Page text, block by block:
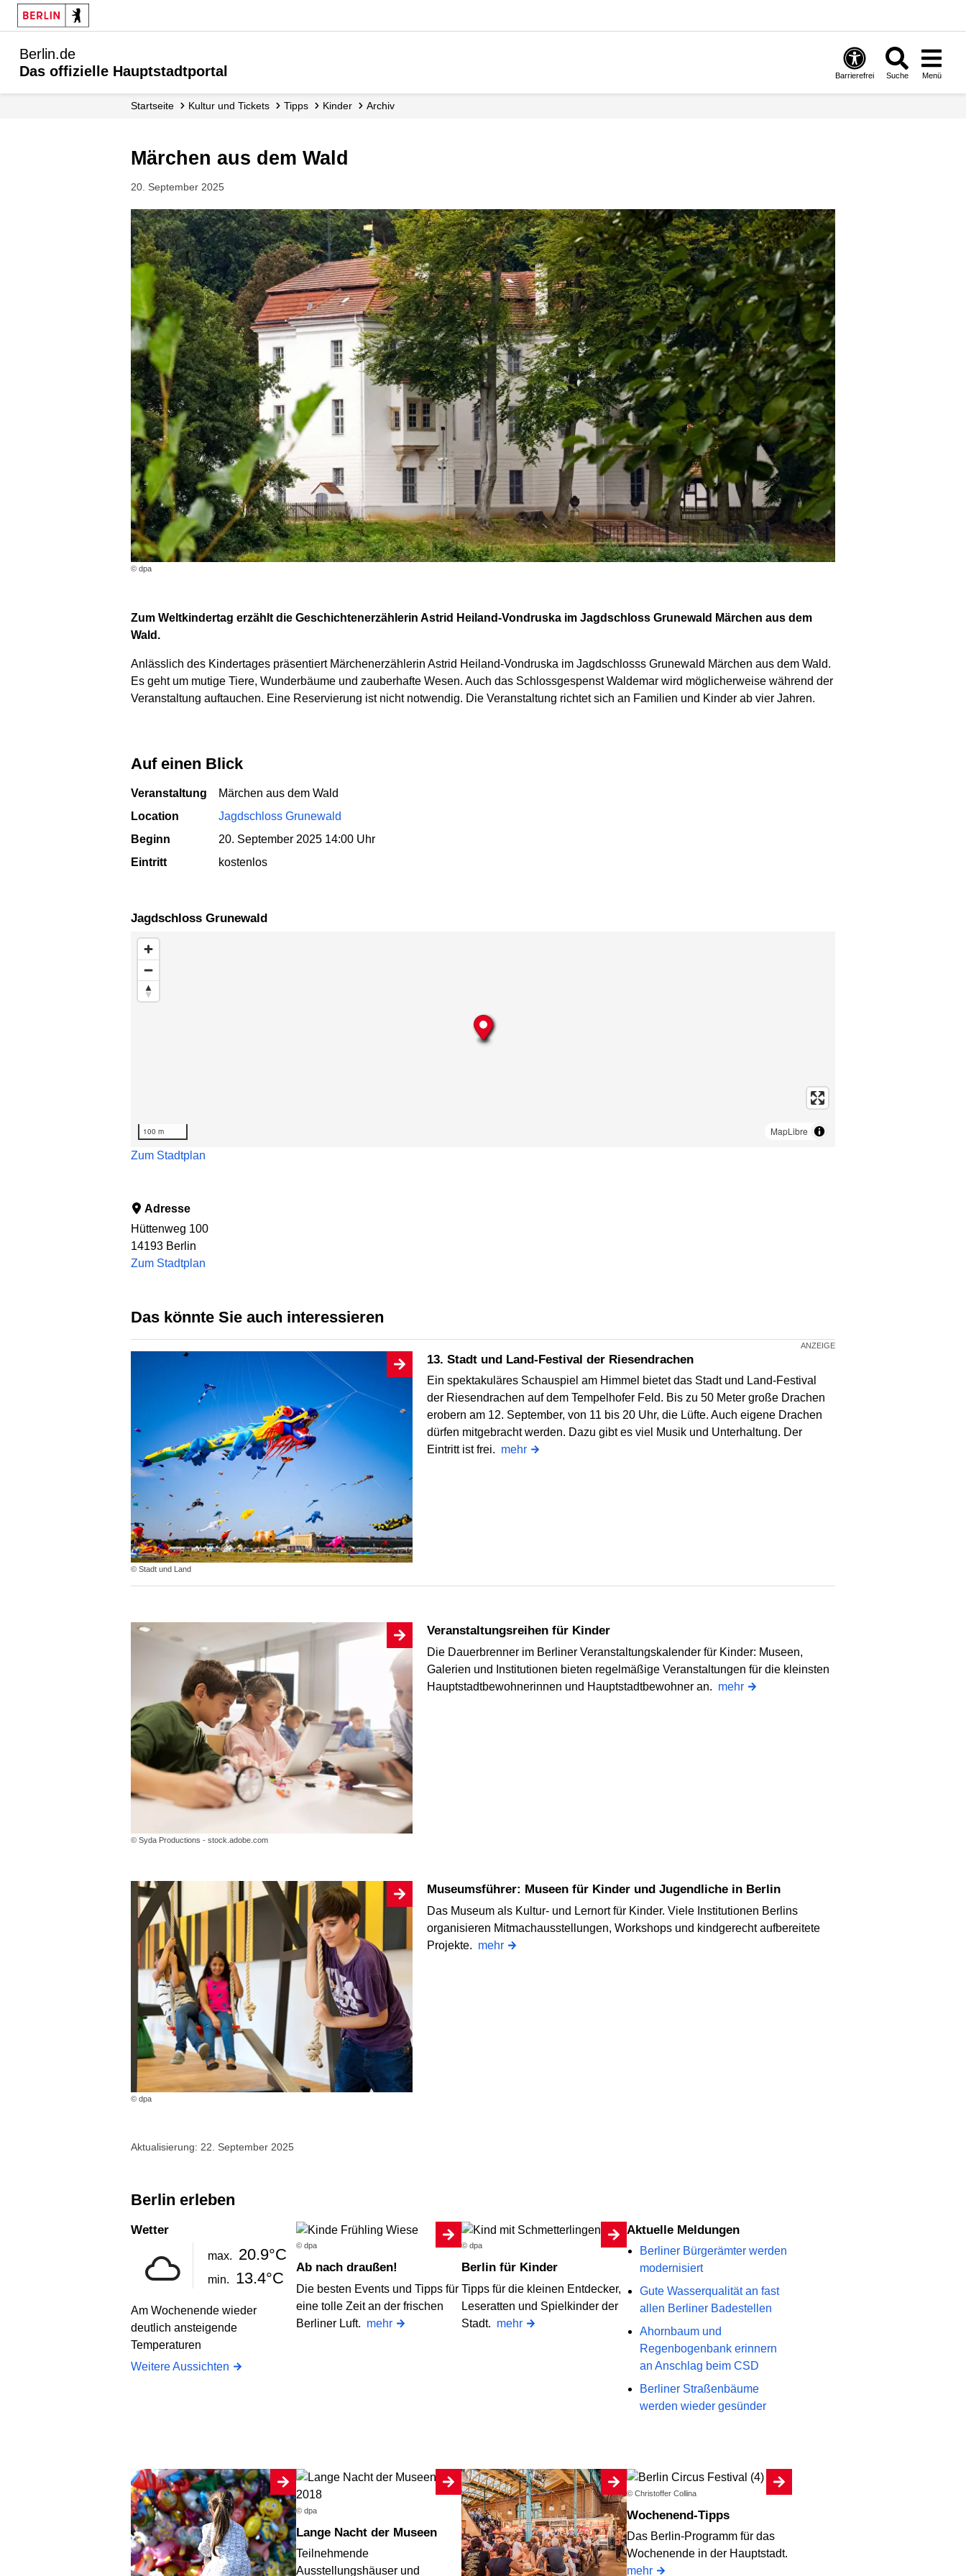
Berlin.de
Das offizielle Hauptstadtportal
Barrierefrei Suche Menü
Startseite Kultur und Tickets Tipps Kinder Archiv
Märchen aus dem Wald
20. September 2025
© dpa
Zum Weltkindertag erzählt die Geschichtenerzählerin Astrid Heiland-Vondruska im Jagdschloss Grunewald Märchen aus dem
Wald.
Anlässlich des Kindertages präsentiert Märchenerzählerin Astrid Heiland-Vondruska im Jagdschlosss Grunewald Märchen aus dem Wald.
Es geht um mutige Tiere, Wunderbäume und zauberhafte Wesen. Auch das Schlossgespenst Waldemar wird möglicherweise während der
Veranstaltung auftauchen. Eine Reservierung ist nicht notwendig. Die Veranstaltung richtet sich an Familien und Kinder ab vier Jahren.
Auf einen Blick
Veranstaltung
Märchen aus dem Wald
Location
Jagdschloss Grunewald
Beginn
20. September 2025 14:00 Uhr
Eintritt
kostenlos
Jagdschloss Grunewald
Karte überspringen
100 m
MapLibre
Zum Stadtplan
Adresse
Hüttenweg 100
14193 Berlin
Zum Stadtplan
Das könnte Sie auch interessieren
© Stadt und Land
13. Stadt und Land-Festival der Riesendrachen
Ein spektakuläres Schauspiel am Himmel bietet das Stadt und Land-Festival
der Riesendrachen auf dem Tempelhofer Feld. Bis zu 50 Meter große Drachen
erobern am 12. September, von 11 bis 20 Uhr, die Lüfte. Auch eigene Drachen
dürfen mitgebracht werden. Dazu gibt es viel Musik und Unterhaltung. Der
Eintritt ist frei. mehr
© Syda Productions - stock.adobe.com
Veranstaltungsreihen für Kinder
Die Dauerbrenner im Berliner Veranstaltungskalender für Kinder: Museen,
Galerien und Institutionen bieten regelmäßige Veranstaltungen für die kleinsten
Hauptstadtbewohnerinnen und Hauptstadtbewohner an. mehr
© dpa
Museumsführer: Museen für Kinder und Jugendliche in Berlin
Das Museum als Kultur- und Lernort für Kinder. Viele Institutionen Berlins
organisieren Mitmachausstellungen, Workshops und kindgerecht aufbereitete
Projekte. mehr
Aktualisierung: 22. September 2025
Berlin erleben
Wetter
max. 20.9°C
min. 13.4°C
Am Wochenende wieder
deutlich ansteigende
Temperaturen
Weitere Aussichten
© dpa
Ab nach draußen!
Die besten Events und Tipps für
eine tolle Zeit an der frischen
Berliner Luft. mehr
© dpa
Berlin für Kinder
Tipps für die kleinen Entdecker,
Leseratten und Spielkinder der
Stadt. mehr
Aktuelle Meldungen
Berliner Bürgerämter werden
modernisiert
Gute Wasserqualität an fast
allen Berliner Badestellen
Ahornbaum und
Regenbogenbank erinnern
an Anschlag beim CSD
Berliner Straßenbäume
werden wieder gesünder
© dpa
Lange Nacht der Museen
Teilnehmende
Ausstellungshäuser und
© Christoffer Collina
Wochenend-Tipps
Das Berlin-Programm für das
Wochenende in der Hauptstadt.
mehr